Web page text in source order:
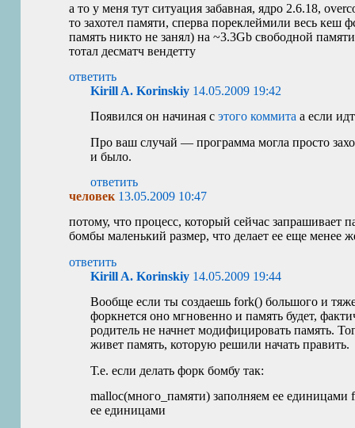
а то у меня тут ситуация забавная, ядро 2.6.18,
то захотел памяти, сперва пореклеймили весь кеш
память никто не занял) на ~3.3Gb свободной
тотал десматч вендетту
ответить
Kirill A. Korinskiy 14.05.2009 19:42
Появился он начиная сэтого коммита а если
Про ваш случай — программа могла просто
и было.
ответить
человек 13.05.2009 10:47
потому, что процесс, который сейчас запрашивает
бомбы маленький размер, что делает ее еще менее
ответить
Kirill A. Korinskiy 14.05.2009 19:44
Вообще если ты создаешь fork() большого и
форкнется оно мгновенно и память будет,
родитель не начнет модифицировать память.
живет память, которую решили начать править.
Т.е. если делать форк бомбу так:
malloc(много_памяти) заполняем ее единицами
ее единицами